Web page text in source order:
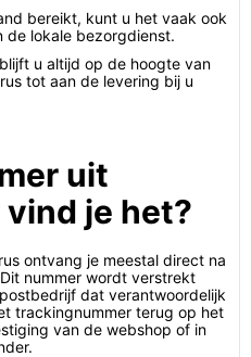
bereikt, kunt u het vaak ook
de lokale bezorgdienst.
u altijd op de hoogte van
tot aan de levering bij u
uit
je het?
ontvang je meestal direct na
nummer wordt verstrekt
dat verantwoordelijk
trackingnummer terug op het
van de webshop of in